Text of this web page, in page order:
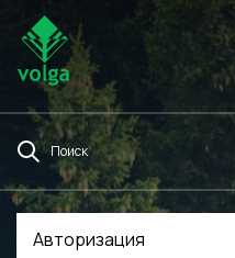
Поиск
Авторизация